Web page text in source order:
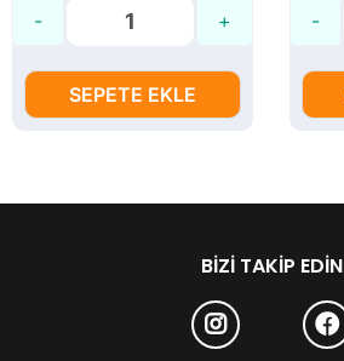
SEPETE EKLE
BIZI TAKIP EDIN